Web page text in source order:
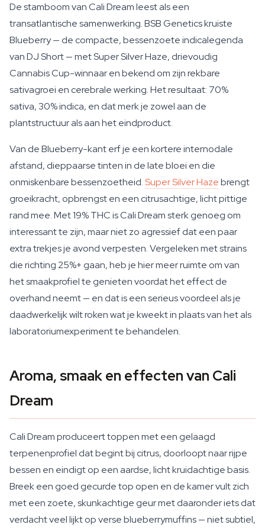
De stamboom van Cali Dream leest als een
transatlantische samenwerking. BSB Genetics kruiste
Blueberry — de compacte, bessenzoete indicalegenda
van DJ Short — met Super Silver Haze, drievoudig
Cannabis Cup-winnaar en bekend om zijn rekbare
sativagroei en cerebrale werking. Het resultaat: 70%
sativa, 30% indica, en dat merk je zowel aan de
plantstructuur als aan het eindproduct.
Van de Blueberry-kant erf je een kortere internodale
afstand, dieppaarse tinten in de late bloei en die
onmiskenbare bessenzoetheid.Super Silver Hazebrengt
groeikracht, opbrengst en een citrusachtige, licht pittige
rand mee. Met 19% THC is Cali Dream sterk genoeg om
interessant te zijn, maar niet zo agressief dat een paar
extra trekjes je avond verpesten. Vergeleken met strains
die richting 25%+ gaan, heb je hier meer ruimte om van
het smaakprofiel te genieten voordat het effect de
overhand neemt — en dat is een serieus voordeel als je
daadwerkelijk wilt roken wat je kweekt in plaats van het als
laboratoriumexperiment te behandelen.
Aroma, smaak en effecten van Cali
Dream
Cali Dream produceert toppen met een gelaagd
terpenenprofiel dat begint bij citrus, doorloopt naar rijpe
bessen en eindigt op een aardse, licht kruidachtige basis.
Breek een goed gecurde top open en de kamer vult zich
met een zoete, skunkachtige geur met daaronder iets dat
verdacht veel lijkt op verse blueberrymuffins — niet subtiel,